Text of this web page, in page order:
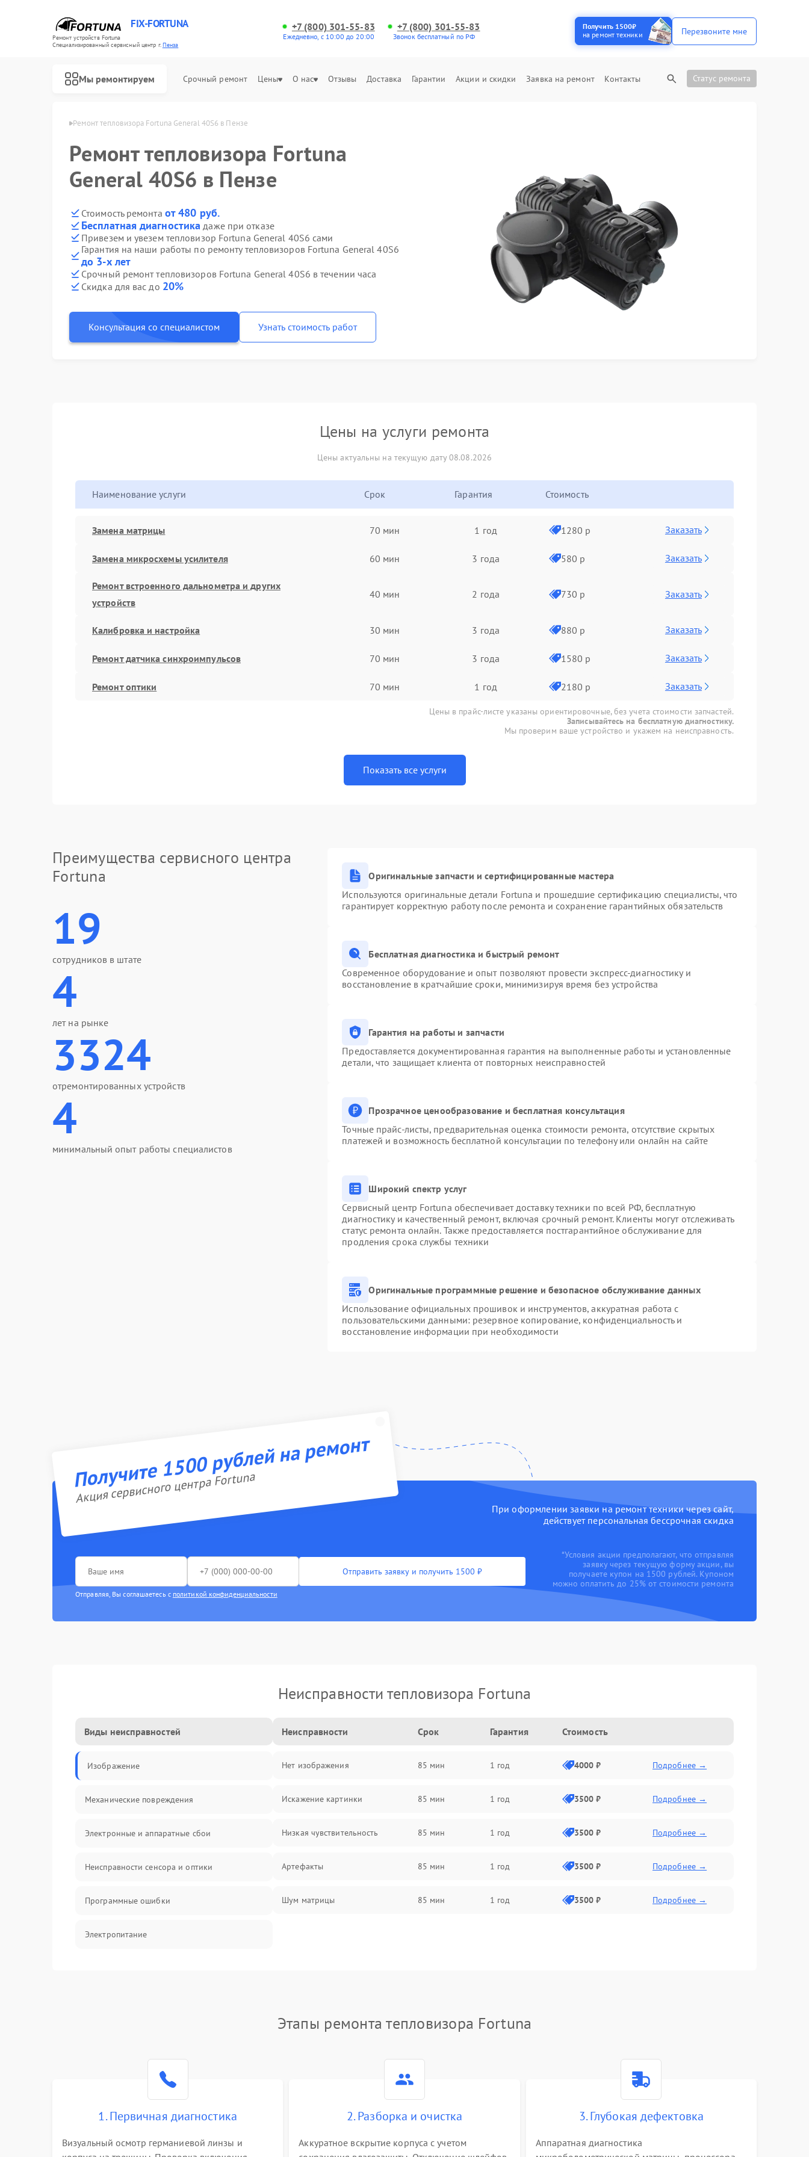
FIX-FORTUNA
Ремонт устройств Fortuna
Специализированный cервисный центр г.Пенза
+7 (800) 301-55-83
Ежедневно, с 10:00 до 20:00
+7 (800) 301-55-83
Звонок бесплатный по РФ
Получить 1500₽
на ремонт техники
Перезвоните мне
Мы ремонтируем Срочный ремонт Цены О нас Отзывы Доставка Гарантии Акции и скидки Заявка на ремонт Контакты Статус ремонта
Fortuna в Пензе Ремонт тепловизора Fortuna General 40S6 в Пензе
Ремонт тепловизора Fortuna
General 40S6 в Пензе
Стоимость ремонта от 480 руб.
Бесплатная диагностика даже при отказе
Привезем и увезем тепловизор Fortuna General 40S6 сами
Гарантия на наши работы по ремонту тепловизоров Fortuna General 40S6
до 3-х лет
Срочный ремонт тепловизоров Fortuna General 40S6 в течении часа
Скидка для вас до 20%
Консультация со специалистом Узнать стоимость работ
Цены на услуги ремонта
Цены актуальны на текущую дату 08.08.2026
Наименование услуги Срок Гарантия Стоимость
Замена матрицы 70 мин 1 год 1280 р Заказать
Замена микросхемы усилителя 60 мин 3 года 580 р Заказать
Ремонт встроенного дальнометра и других
устройств
40 мин 2 года 730 р Заказать
Калибровка и настройка 30 мин 3 года 880 р Заказать
Ремонт датчика синхроимпульсов 70 мин 3 года 1580 р Заказать
Ремонт оптики 70 мин 1 год 2180 р Заказать
Цены в прайс-листе указаны ориентировочные, без учета стоимости запчастей.
Записывайтесь на бесплатную диагностику.
Мы проверим ваше устройство и укажем на неисправность.
Показать все услуги
Преимущества сервисного центра
Fortuna
19
сотрудников в штате
4
лет на рынке
3324
отремонтированных устройств
4
минимальный опыт работы специалистов
Оригинальные запчасти и сертифицированные мастера
Используются оригинальные детали Fortuna и прошедшие сертификацию специалисты, что
гарантирует корректную работу после ремонта и сохранение гарантийных обязательств
Бесплатная диагностика и быстрый ремонт
Современное оборудование и опыт позволяют провести экспресс-диагностику и
восстановление в кратчайшие сроки, минимизируя время без устройства
Гарантия на работы и запчасти
Предоставляется документированная гарантия на выполненные работы и установленные
детали, что защищает клиента от повторных неисправностей
Прозрачное ценообразование и бесплатная консультация
Точные прайс-листы, предварительная оценка стоимости ремонта, отсутствие скрытых
платежей и возможность бесплатной консультации по телефону или онлайн на сайте
Широкий спектр услуг
Сервисный центр Fortuna обеспечивает доставку техники по всей РФ, бесплатную
диагностику и качественный ремонт, включая срочный ремонт. Клиенты могут отслеживать
статус ремонта онлайн. Также предоставляется постгарантийное обслуживание для
продления срока службы техники
Оригинальные программные решение и безопасное обслуживание данных
Использование официальных прошивок и инструментов, аккуратная работа с
пользовательскими данными: резервное копирование, конфиденциальность и
восстановление информации при необходимости
Получите 1500 рублей на ремонт
Акция сервисного центра Fortuna
При оформлении заявки на ремонт техники через сайт,
действует персональная бессрочная скидка
Отправить заявку и получить 1500 ₽
Отправляя, Вы соглашаетесь с политикой конфиденциальности
*Условия акции предполагают, что отправляя
заявку через текущую форму акции, вы
получаете купон на 1500 рублей. Купоном
можно оплатить до 25% от стоимости ремонта
Неисправности тепловизора Fortuna
Виды неисправностей
Изображение
Механические повреждения
Электронные и аппаратные сбои
Неисправности сенсора и оптики
Программные ошибки
Электропитание
Температурные проблемы
Сбои коммуникаций и интерфейсов
Неисправности Срок Гарантия Стоимость
Нет изображения 85 мин 1 год 4000 ₽ Подробнее →
Искажение картинки 85 мин 1 год 3500 ₽ Подробнее →
Низкая чувствительность 85 мин 1 год 3500 ₽ Подробнее →
Артефакты 85 мин 1 год 3500 ₽ Подробнее →
Шум матрицы 85 мин 1 год 3500 ₽ Подробнее →
Этапы ремонта тепловизора Fortuna
1. Первичная диагностика
Визуальный осмотр германиевой линзы и
2. Разборка и очистка
Аккуратное вскрытие корпуса с учетом
3. Глубокая дефектовка
Аппаратная диагностика